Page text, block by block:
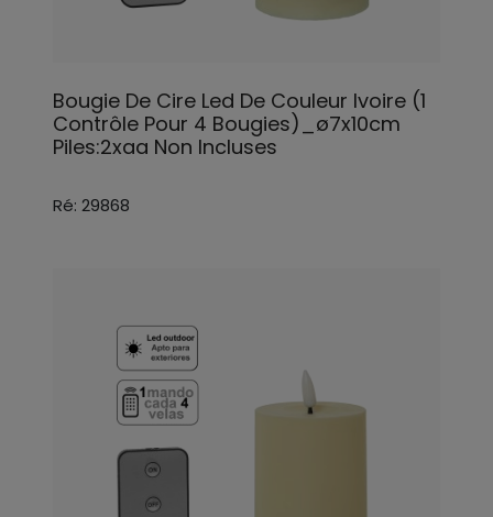
Bougie De Cire Led De Couleur Ivoire (1
Contrôle Pour 4 Bougies)_ø7x10cm
Piles:2xaa Non Incluses
Ré: 29868